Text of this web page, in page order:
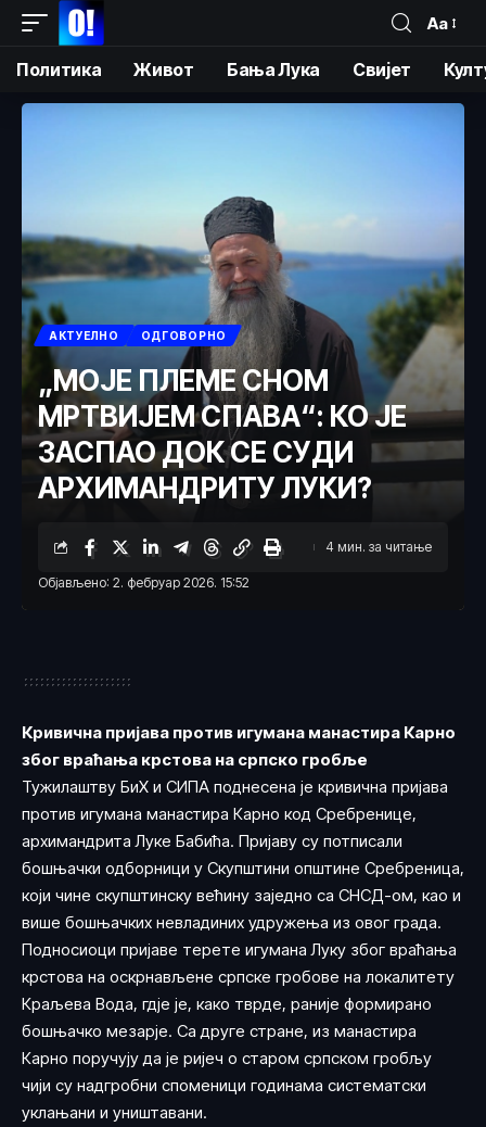
Аа
Политика Живот Бања Лука Свијет
АКТУЕЛНО ОДГОВОРНО
„МОЈЕ ПЛЕМЕ СНОМ
МРТВИЈЕМ СПАВА“: КО ЈЕ
ЗАСПАО ДОК СЕ СУДИ
АРХИМАНДРИТУ ЛУКИ?
Објављено: 2. фебруар 2026. 15:52
4 мин. за читање
Кривична пријава против игумана манастира Карно
због враћања крстова на српско гробље
Тужилаштву БиХ и СИПА поднесена је кривична пријава
против игумана манастира Карно код Сребренице,
архимандрита Луке Бабића. Пријаву су потписали
бошњачки одборници у Скупштини општине Сребреница,
који чине скупштинску већину заједно са СНСД-ом, као и
више бошњачких невладиних удружења из овог града.
Подносиоци пријаве терете игумана Луку због враћања
крстова на оскрнављене српске гробове на локалитету
Краљева Вода, гдје је, како тврде, раније формирано
бошњачко мезарје. Са друге стране, из манастира
Карно поручују да је ријеч о старом српском гробљу
чији су надгробни споменици годинама систематски
уклањани и уништавани.